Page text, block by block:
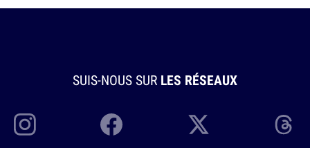
SUIS-NOUS SUR LES RÉSEAUX